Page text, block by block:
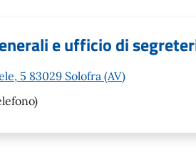
e ufficio di
5 83029 Solofra (AV)